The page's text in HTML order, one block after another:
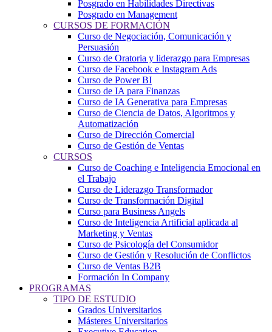
Posgrado en Habilidades Directivas
Posgrado en Management
CURSOS DE FORMACIÓN
Curso de Negociación, Comunicación y
Persuasión
Curso de Oratoria y liderazgo para Empresas
Curso de Facebook e Instagram Ads
Curso de Power BI
Curso de IA para Finanzas
Curso de IA Generativa para Empresas
Curso de Ciencia de Datos, Algoritmos y
Automatización
Curso de Dirección Comercial
Curso de Gestión de Ventas
CURSOS
Curso de Coaching e Inteligencia Emocional en
el Trabajo
Curso de Liderazgo Transformador
Curso de Transformación Digital
Curso para Business Angels
Curso de Inteligencia Artificial aplicada al
Marketing y Ventas
Curso de Psicología del Consumidor
Curso de Gestión y Resolución de Conflictos
Curso de Ventas B2B
Formación In Company
PROGRAMAS
TIPO DE ESTUDIO
Grados Universitarios
Másteres Universitarios